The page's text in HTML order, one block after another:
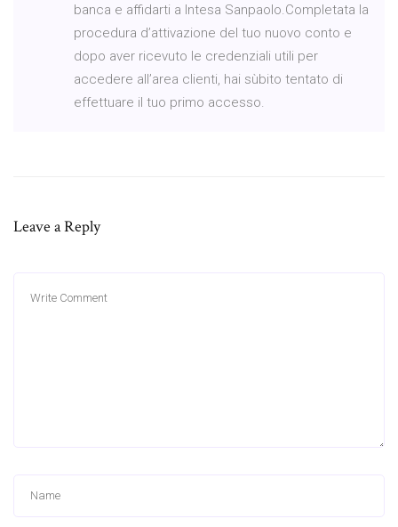
banca e affidarti a Intesa Sanpaolo.Completata la
procedura d’attivazione del tuo nuovo conto e
dopo aver ricevuto le credenziali utili per
accedere all’area clienti, hai sùbito tentato di
effettuare il tuo primo accesso.
Leave a Reply